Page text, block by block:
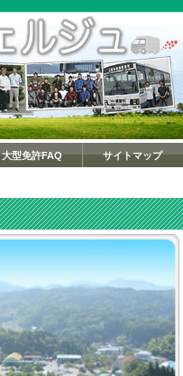
大型免許FAQ サイトマップ